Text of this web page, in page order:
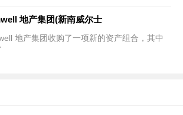
地产集团(新南威尔士
地产集团收购了一项新的资产组合，其中